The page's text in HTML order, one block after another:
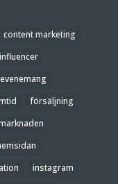
content marketing
evenemang
försäljning
instagram